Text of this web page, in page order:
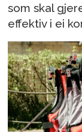
som skal
effektiv i ei